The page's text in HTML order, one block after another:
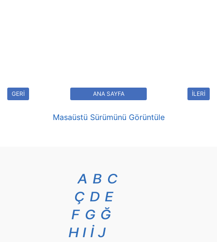
GERİ İLERİ
ANA SAYFA
Masaüstü Sürümünü Görüntüle
A B C
Ç D E
F G Ğ
H I İ J